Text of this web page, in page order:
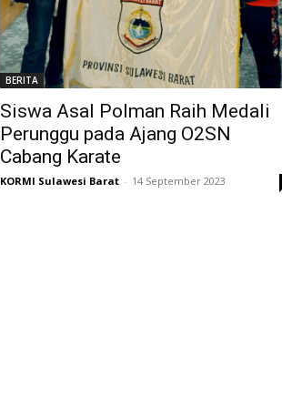
BERITA
Siswa Asal Polman Raih Medali
Perunggu pada Ajang O2SN
Cabang Karate
KORMI Sulawesi Barat - 14 September 2023